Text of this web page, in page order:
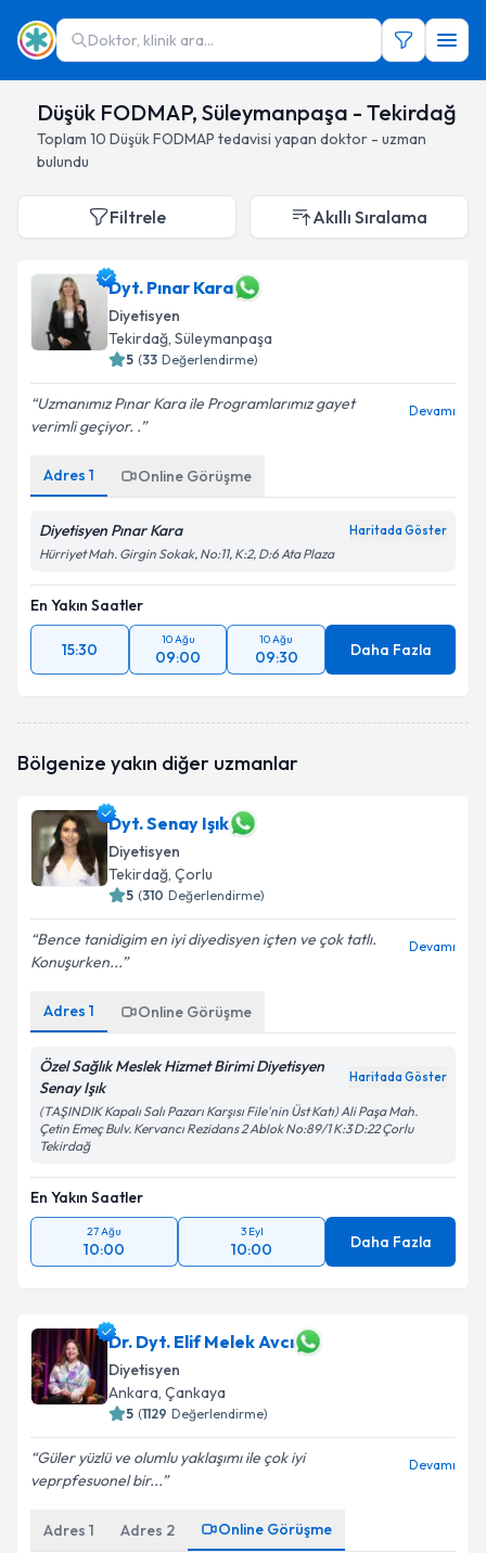
Doktor, klinik ara...
Düşük FODMAP, Süleymanpaşa - Tekirdağ
Toplam 10 Düşük FODMAP tedavisi yapan doktor - uzman
bulundu
Filtrele Akıllı Sıralama
Dyt. Pınar Kara
Diyetisyen
Tekirdağ, Süleymanpaşa
5 (33 Değerlendirme)
Uzmanımız Pınar Kara ile Programlarımız gayet
verimli geçiyor. .
Devamı
Adres 1 Online Görüşme
Diyetisyen Pınar Kara Haritada Göster
Hürriyet Mah. Girgin Sokak, No:11, K:2, D:6 Ata Plaza
En Yakın Saatler
15:30
10 Ağu
09:00
10 Ağu
09:30 Daha Fazla
Bölgenize yakın diğer uzmanlar
Dyt. Senay Işık
Diyetisyen
Tekirdağ, Çorlu
5 (310 Değerlendirme)
Bence tanidigim en iyi diyedisyen içten ve çok tatlı.
Konuşurken...
Devamı
Adres 1 Online Görüşme
Özel Sağlık Meslek Hizmet Birimi Diyetisyen
Senay Işık
Haritada Göster
(TAŞINDIK Kapalı Salı Pazarı Karşısı File'nin Üst Katı) Ali Paşa Mah.
Çetin Emeç Bulv. Kervancı Rezidans 2 Ablok No:89/1 K:3 D:22 Çorlu
Tekirdağ
En Yakın Saatler
27 Ağu
10:00
3 Eyl
10:00 Daha Fazla
Dr. Dyt. Elif Melek Avcı
Diyetisyen
Ankara, Çankaya
5 (1129 Değerlendirme)
Güler yüzlü ve olumlu yaklaşımı ile çok iyi
veprpfesuonel bir...
Devamı
Adres 1 Adres 2 Online Görüşme